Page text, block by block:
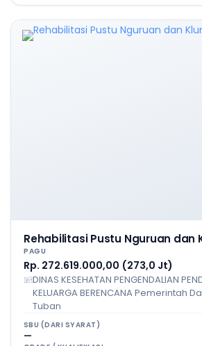
Rehabilitasi Pustu Nguruan dan
PAGU
Rp. 272.619.000,00 (273,0 Jt)
DINAS KESEHATAN PENGENDALIAN
KELUARGA BERENCANA Pemerintah
Tuban
SBU (DARI SYARAT)
—